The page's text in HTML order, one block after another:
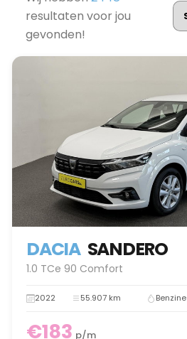
resultaten voor jou
gevonden!
DACIA SANDERO
1.0 TCe 90 Comfort
2022 55.907 km Benzine
€183 p/m